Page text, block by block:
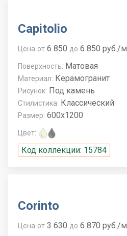
Capitolio
Цена от 6 850 до 6 850 руб./м
Поверхность: Матовая
Материал: Керамогранит
Рисунок: Под камень
Стилистика: Классический
Размер: 600x1200
Цвет:
Код коллекции: 15784
Corinto
Цена от 3 630 до 6 870 руб./м